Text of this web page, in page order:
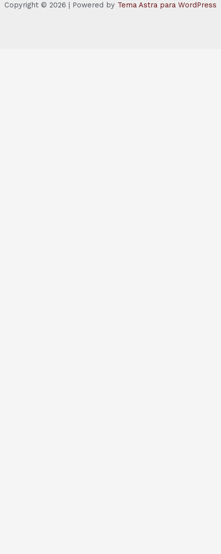
Copyright © 2026 | Powered by Tema Astra para WordPress